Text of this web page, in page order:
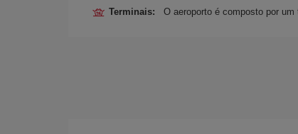
Terminais: O aeroporto é composto por um